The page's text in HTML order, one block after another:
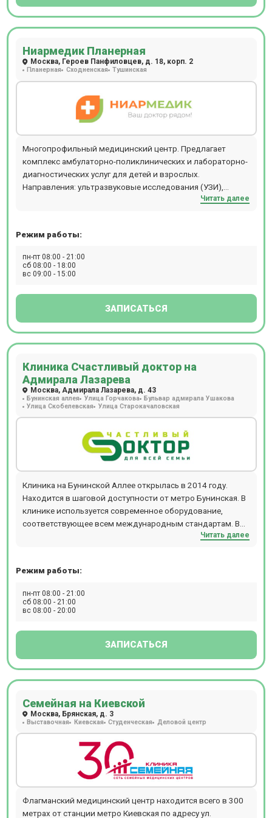
мониторирование артериального давления,
фарингоскопия, ПЦР, БАК, ИФА. Ежедневно открыт
гистологические, цитологические исследования,
аллергологический метод, микроскопический метод,
микробиологическая диагностика), проводится
вызов на дом врача или младшего медицинского
С.Радонежского, 5/2, стр.1 особенно актуально для
семей: здесь получит помощь каждый, от мала до
Ниармедик Планерная
Москва, Героев Панфиловцев, д. 18, корп. 2
Планерная Сходненская Тушинская
Многопрофильный медицинский центр. Предлагает
комплекс амбулаторно-поликлинических и лабораторно-
диагностических услуг для детей и взрослых.
Направления: ультразвуковые исследования (УЗИ),
дуплексное сканирование, функциональная диагностика,
Читать далее
Режим работы:
пн-пт 08:00 - 21:00
сб 08:00 - 18:00
вс 09:00 - 15:00
ЗАПИСАТЬСЯ
Клиника Счастливый доктор на
Адмирала Лазарева
Москва, Адмирала Лазарева, д. 43
Бунинская аллея Улица Горчакова Бульвар адмирала Ушакова
Улица Скобелевская Улица Старокачаловская
Клиника на Бунинской Аллее открылась в 2014 году.
Находится в шаговой доступности от метро Бунинская. В
клинике используется современное оборудование,
соответствующее всем международным стандартам. В
клинике ведут прием: акушеры-гинекологи, урологи-
хирурги, проктолог, мануальный терапевт.
клинике на Бунинской аллее проводят обследования:
эхосальпингографию (оценку проходимости маточных
Читать далее
Режим работы:
пн-пт 08:00 - 21:00
сб 08:00 - 21:00
вс 08:00 - 20:00
ЗАПИСАТЬСЯ
Семейная на Киевской
Москва, Брянская, д. 3
Выставочная Киевская Студенческая Деловой центр
Флагманский медицинский центр находится всего в 300
метрах от станции метро Киевская по адресу ул.